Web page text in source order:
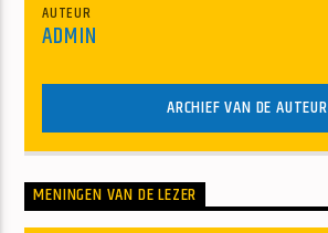
AUTEUR
ADMIN
ARCHIEF VAN DE AUTEUR
MENINGEN VAN DE LEZER